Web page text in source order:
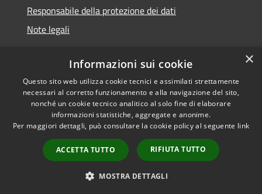
Responsabile della protezione dei dati
Note legali
RSS
Accessibilità
Cookie
Mappa del sito
Piano di miglioramento
© 2021 - 2026 Comune di
Chiavari -Area Riservata
×
Informazioni sui cookie
Questo sito web utilizza cookie tecnici e assimilati strettamente
necessari al corretto funzionamento e alla navigazione del sito,
nonché un cookie tecnico analitico al solo fine di elaborare
informazioni statistiche, aggregate e anonime.
Per maggiori dettagli, può consultare la cookie policy al seguente link
ACCETTA TUTTO RIFIUTA TUTTO
MOSTRA DETTAGLI